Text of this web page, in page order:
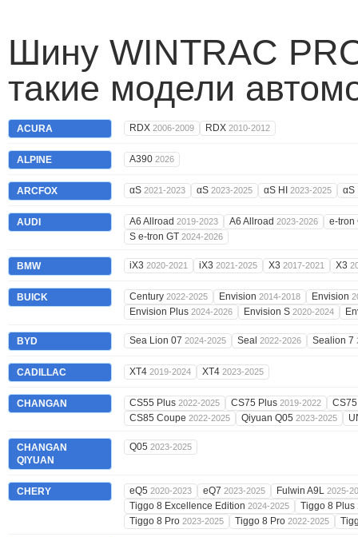
Шину WINTRAC
такие модели
ACURA RDX 2006-2009 RDX 2010-2012
ALPINE A390 2026
ARCFOX αS 2021-2023 αS 2023-2025 αS HI 2023-2025 αS
AUDI A6 Allroad 2019-2023 A6 Allroad 2023-2026
e-tron
S e-tron GT 2024-2026
BMW iX3 2020-2021 iX3 2021-2025 X3 2017-2021 X3
BUICK Century 2022-2025 Envision 2014-2018 Envision
Envision Plus 2024-2026 Envision S 2020-2024
BYD Sea Lion 07 2024-2025 Seal 2022-2026 Sealion 7
CADILLAC XT4 2019-2024 XT4 2023-2025
CHANGAN CS55 Plus 2022-2025 CS75 Plus 2019-2022
CS85 Coupe 2022-2025 Qiyuan Q05 2023-2025
CHANGAN
QIYUAN
Q05 2023-2025
CHERY eQ5 2020-2023 eQ7 2023-2025 Fulwin A9L 2025-
Tiggo 8 Excellence Edition 2024-2025 Tiggo 8 Plus
Tiggo 8 Pro 2023-2025 Tiggo 8 Pro 2022-2025